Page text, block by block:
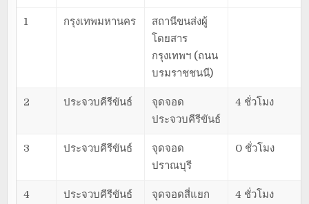
1 กรุงเทพมหานคร
สถานีขนส่งผู้
โดยสาร
กรุงเทพฯ (ถนน
บรมราชชนนี)
2 ประจวบคีรีขันธ์
จุดจอด
ประจวบคีรีขันธ์
4 ชั่วโมง
3 ประจวบคีรีขันธ์
จุดจอด
ปราณบุรี
0 ชั่วโมง
4 ประจวบคีรีขันธ์
จุดจอดสี่แยก
4 ชั่วโมง